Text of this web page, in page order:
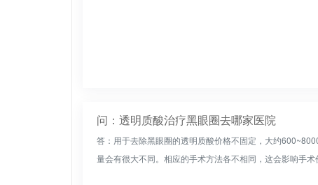
问：透明质酸治疗黑眼圈去哪家医院
答：用于去除黑眼圈的透明质酸价格不固定，大约
量会有很大不同。相应的手术方法各不相同，这会影响手术